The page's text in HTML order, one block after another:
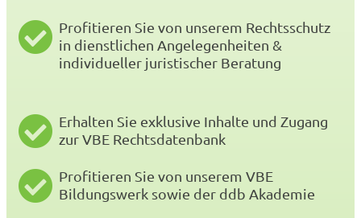
Profitieren Sie von unserem Rechtsschutz
in dienstlichen Angelegenheiten &
individueller juristischer Beratung
Erhalten Sie exklusive Inhalte und Zugang
zur VBE Rechtsdatenbank
Profitieren Sie von unserem VBE
Bildungswerk sowie der ddb Akademie